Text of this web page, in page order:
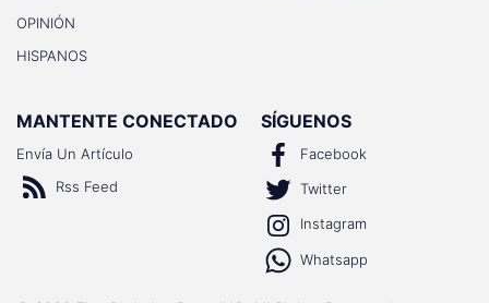
OPINIÓN
HISPANOS
MANTENTE CONECTADO
Envía Un Artículo
Rss Feed
SÍGUENOS
Facebook
Twitter
Instagram
Whatsapp